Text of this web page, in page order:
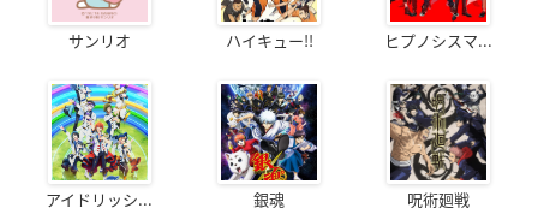
サンリオ ハイキュー!! ヒプノシスマ...
アイドリッシ... 銀魂 呪術廻戦